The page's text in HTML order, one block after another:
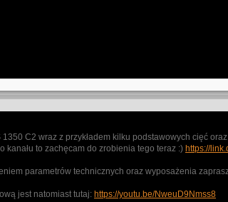
C2 wraz z przykładem kilku podstawowych cięć
to zachęcam do zrobienia tego teraz :) https://
parametrów technicznych oraz wyposażenia
jest natomiast tutaj: https://youtu.be/NweuD9Nmss8